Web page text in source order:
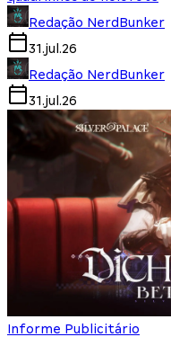
Redação NerdBunker
31.jul.26
Redação NerdBunker
31.jul.26
Informe Publicitário